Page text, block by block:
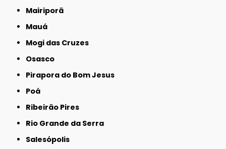
Mairiporã
Mauá
Mogi das Cruzes
Osasco
Pirapora do Bom Jesus
Poá
Ribeirão Pires
Rio Grande da Serra
Salesópolis